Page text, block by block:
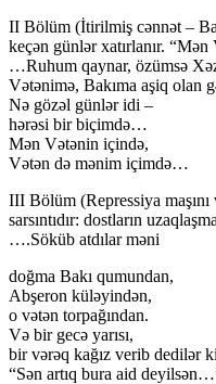
II Bölüm (İtirilmiş cənnət –
keçən günlər xatırlanır.
…Ruhum qaynar, özümsə
Vətənimə, Bakıma aşiq olan
Nə gözəl günlər idi –
hərəsi bir biçimdə…
Mən Vətənin içində,
Vətən də mənim içimdə…
III Bölüm (Repressiya
sarsıntıdır: dostların
….Söküb atdılar məni
doğma Bakı qumundan,
Abşeron küləyindən,
o vətən torpağından.
Və bir gecə yarısı,
bir vərəq kağız verib dedilər
“Sən artıq bura aid